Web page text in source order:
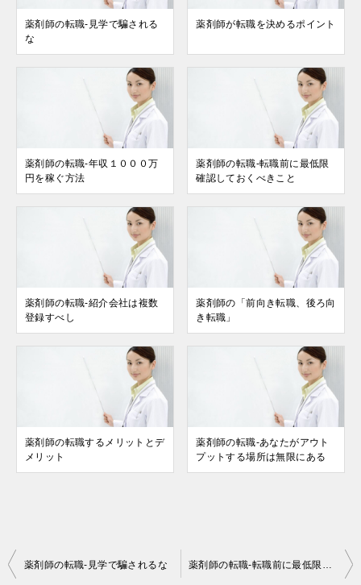
薬剤師の転職-見学で騙される
な
薬剤師が転職を決めるポイント
薬剤師の転職-年収１０００万
円を稼ぐ方法
薬剤師の転職-転職前に最低限
確認しておくべきこと
薬剤師の転職-紹介会社は複数
登録すべし
薬剤師の「前向き転職、後ろ向
き転職」
薬剤師の転職するメリットとデ
メリット
薬剤師の転職-あなたがアウト
プットする場所は無限にある
投
薬剤師の転職-見学で騙されるな 薬剤師の転職-転職前に最低限確認しておくべきこと